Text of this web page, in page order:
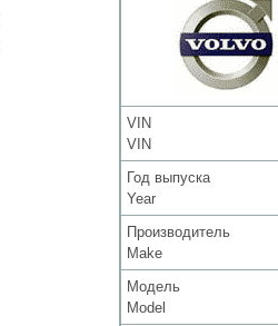
VIN
VIN
Год выпуска
Year
Производитель
Make
Модель
Model